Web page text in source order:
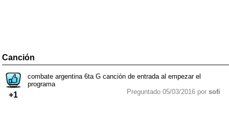
Canción
+1
combate argentina 6ta G canción de entrada al empezar el
programa
Preguntado 05/03/2016 por sofi